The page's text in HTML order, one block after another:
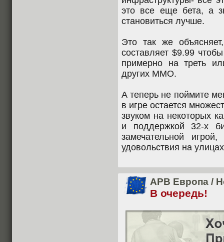
это все еще бета, а
становиться лучше.
Это так же
составляет $9.99
примерно на треть
других ММО.
А теперь не поймите
в игре остается
звуком на некоторых
и поддержкой 32-х
замечательной
удовольствия на
APB Европа /
В очередь!